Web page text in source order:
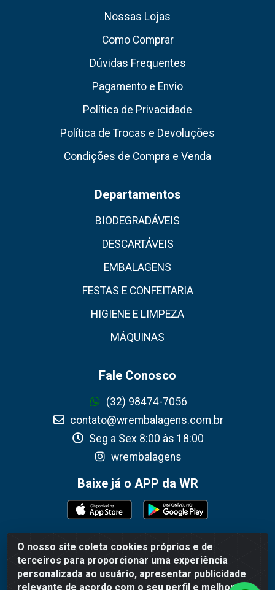
O nosso site coleta cookies próprios e de
terceiros para proporcionar uma experiência
personalizada ao usuário, apresentar publicidade
relevante de acordo com o seu perfil e melhorar a
Nossas Lojas
Como Comprar
Dúvidas Frequentes
Pagamento e Envio
Política de Privacidade
Política de Trocas e Devoluções
Condições de Compra e Venda
Departamentos
BIODEGRADÁVEIS
DESCARTÁVEIS
EMBALAGENS
FESTAS E CONFEITARIA
HIGIENE E LIMPEZA
MÁQUINAS
Fale Conosco
(32) 98474-7056
contato@wrembalagens.com.br
Seg a Sex 8:00 às 18:00
wrembalagens
Baixe já o APP da WR
WR Embalagens - R. Cel. Teodoro Gomes de Araújo, 1360 -
Grogotó - Barbacena / MG - CEP 36202-628 - CNPJ
02.692.206/0001-55